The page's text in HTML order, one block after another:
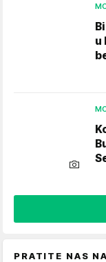
u
PRATITE NAS NA